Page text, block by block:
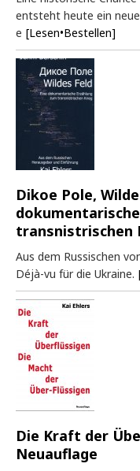
entsteht heute ein
e [Lesen•Bestellen]
Dikoe Pole,
transnistrischen
Aus dem Russischen
Déjà-vu für die Ukraine.
Die Kraft der
Neuauflage